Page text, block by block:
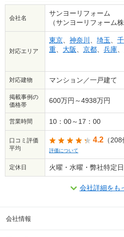
会社名
サンヨーリフォーム
（サンヨーリフォーム株
対応エリア
東京 神奈川 埼玉
重
大阪 京都 兵庫
、熊本
対応建物 マンション／一戸建て
掲載事例の
価格帯
600万円～4938万円
営業時間 10：00～17：00
口コミ評価
平均
4.2 （208
評価について
定休日 火曜・水曜・弊社特定日
会社詳細をも
会社情報